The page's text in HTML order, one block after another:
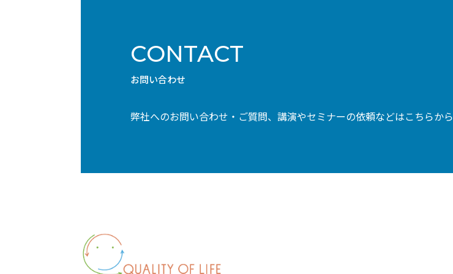
CONTACT
お問い合わせ
弊社へのお問い合わせ・ご質問、講演やセミナーの依頼などはこちらから